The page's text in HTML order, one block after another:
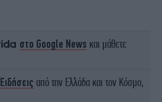
στο Google News και μάθετε
Ειδήσεις από την Ελλάδα και τον Κόσμο,